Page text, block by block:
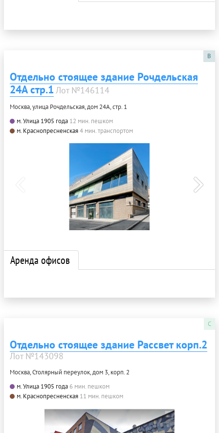
B
Отдельно стоящее здание Рочдельская
24А стр.1 Лот №146114
Москва, улица Рочдельская, дом 24А, стр. 1
м. Улица 1905 года 12 мин. пешком
м. Краснопресненская4 мин. транспортом
Аренда офисов
C
Отдельно стоящее здание Рассвет корп.2
Лот №143098
Москва, Столярный переулок, дом 3, корп. 2
м. Улица 1905 года 6 мин. пешком
м. Краснопресненская 11 мин. пешком